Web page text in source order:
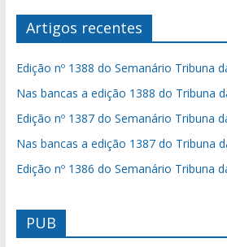
Artigos recentes
Edição nº 1388 do Semanário Tribuna
Nas bancas a edição 1388 do Tribuna
Edição nº 1387 do Semanário Tribuna
Nas bancas a edição 1387 do Tribuna
Edição nº 1386 do Semanário Tribuna
PUB